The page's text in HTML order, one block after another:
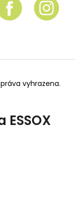
vyhrazena.